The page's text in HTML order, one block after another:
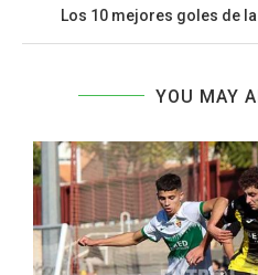
Los 10 mejores goles de
YOU MAY